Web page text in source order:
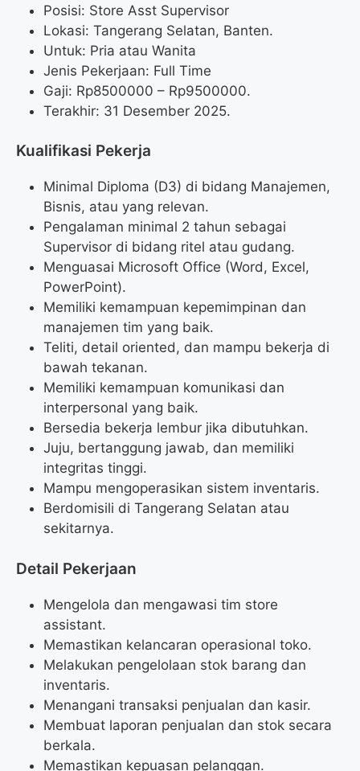
Posisi: Store Asst Supervisor
Lokasi: Tangerang Selatan, Banten.
Untuk: Pria atau Wanita
Jenis Pekerjaan: Full Time
Gaji: Rp8500000 – Rp9500000.
Terakhir: 31 Desember 2025.
Kualifikasi Pekerja
Minimal Diploma (D3) di bidang Manajemen,
Bisnis, atau yang relevan.
Pengalaman minimal 2 tahun sebagai
Supervisor di bidang ritel atau gudang.
Menguasai Microsoft Office (Word, Excel,
PowerPoint).
Memiliki kemampuan kepemimpinan dan
manajemen tim yang baik.
Teliti, detail oriented, dan mampu bekerja di
bawah tekanan.
Memiliki kemampuan komunikasi dan
interpersonal yang baik.
Bersedia bekerja lembur jika dibutuhkan.
Juju, bertanggung jawab, dan memiliki
integritas tinggi.
Mampu mengoperasikan sistem inventaris.
Berdomisili di Tangerang Selatan atau
sekitarnya.
Detail Pekerjaan
Mengelola dan mengawasi tim store
assistant.
Memastikan kelancaran operasional toko.
Melakukan pengelolaan stok barang dan
inventaris.
Menangani transaksi penjualan dan kasir.
Membuat laporan penjualan dan stok secara
berkala.
Memastikan kepuasan pelanggan.